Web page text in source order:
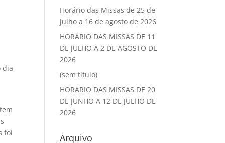
dia
foi
Horário das Missas de 25 de
julho a 16 de agosto de 2026
HORÁRIO DAS MISSAS DE 11
DE JULHO A 2 DE AGOSTO DE
2026
(sem título)
HORÁRIO DAS MISSAS DE 20
DE JUNHO A 12 DE JULHO DE
2026
Arquivo